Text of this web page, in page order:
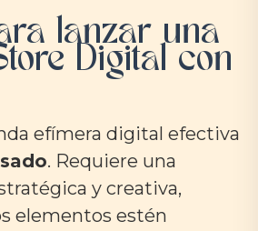
lanzar una
Digital con
efímera digital efectiva
. Requiere una
y creativa,
elementos estén